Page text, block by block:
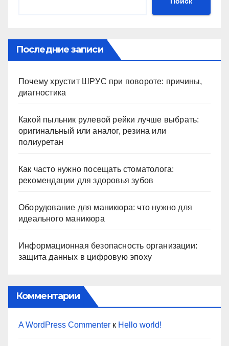
Последние записи
Почему хрустит ШРУС при повороте: причины,
диагностика
Какой пыльник рулевой рейки лучше выбрать:
оригинальный или аналог, резина или
полиуретан
Как часто нужно посещать стоматолога:
рекомендации для здоровья зубов
Оборудование для маникюра: что нужно для
идеального маникюра
Информационная безопасность организации:
защита данных в цифровую эпоху
Комментарии
A WordPress Commenter к Hello world!